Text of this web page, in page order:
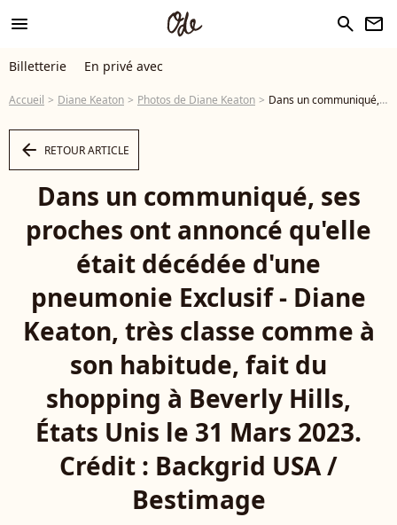
menu search newsletter
Billetterie En privé avec
Accueil Diane Keaton Photos de Diane Keaton Dans un communiqué, ses proches ont annoncé qu'elle était décédée d'une pneumonie Exclusif - Diane Keaton, très classe comme à son habitude, fait du shopping à Beverly Hills, États Unis le 31 Mars 2023. Crédit : Backgrid USA / Bestimage - Photo
arrow_left RETOUR ARTICLE
Dans un communiqué, ses
proches ont annoncé qu'elle
était décédée d'une
pneumonie Exclusif - Diane
Keaton, très classe comme à
son habitude, fait du
shopping à Beverly Hills,
États Unis le 31 Mars 2023.
Crédit : Backgrid USA /
Bestimage